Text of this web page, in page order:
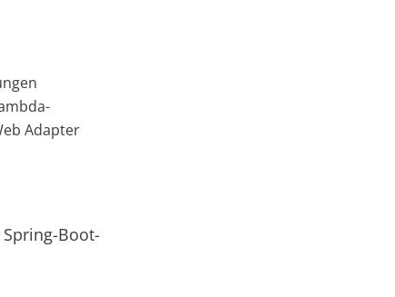
Adapter
Boot-